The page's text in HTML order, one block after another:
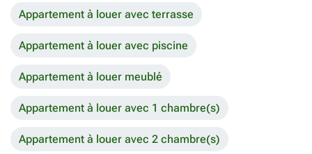
Appartement à louer avec terrasse
Appartement à louer avec piscine
Appartement à louer meublé
Appartement à louer avec 1 chambre(s)
Appartement à louer avec 2 chambre(s)